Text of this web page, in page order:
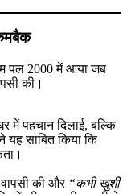
पल 2000 में आया जब
की।
में पहचान दिलाई, बल्कि
यह साबित किया कि
वापसी की और “कभी खुशी